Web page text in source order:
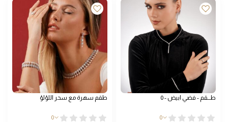
طـــقم - فضي ابيض - 0
0
طقم سهرة مع سحر اللؤلؤ
0